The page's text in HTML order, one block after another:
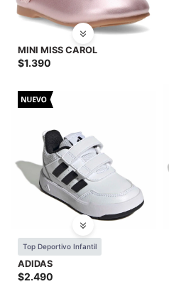
MINI MISS CAROL
$1.390
Top Deportivo Infantil
ADIDAS
$2.490